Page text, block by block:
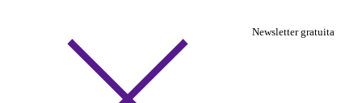
Newsletter gratuita